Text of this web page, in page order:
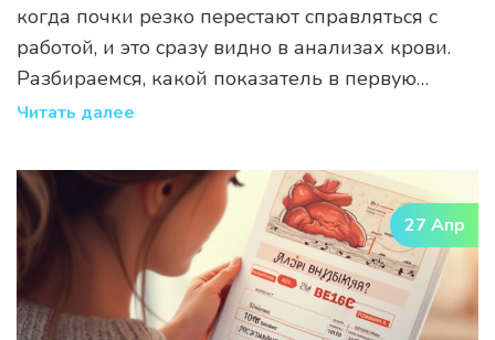
когда почки резко перестают справляться с
работой, и это сразу видно в анализах крови.
Разбираемся, какой показатель в первую
очередь указывает на начало проблемы,
критическую ситуацию от обычной усталости
организма. Подсказки по быстрому
ориентированию в результатах анализов и
конкретные советы — без сложных терминов.
Полезно тем, кто хочет вовремя заметить
тревожные сигналы и не упустить момент
Читать далее
27 Апр